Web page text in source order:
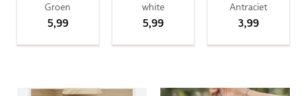
Groen
5,99
white
5,99
Antraciet
3,99